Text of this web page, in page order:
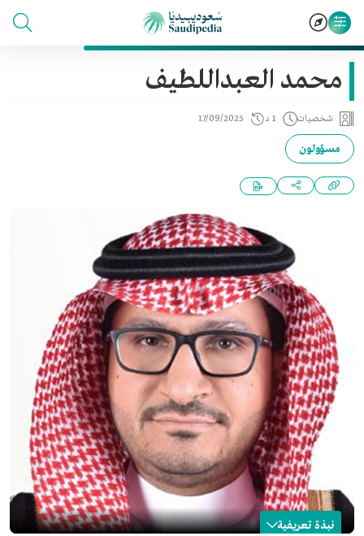
محمد العبداللطيف
شخصيات 1 د 17/09/2025
مسؤولون
نبذة تعريفية